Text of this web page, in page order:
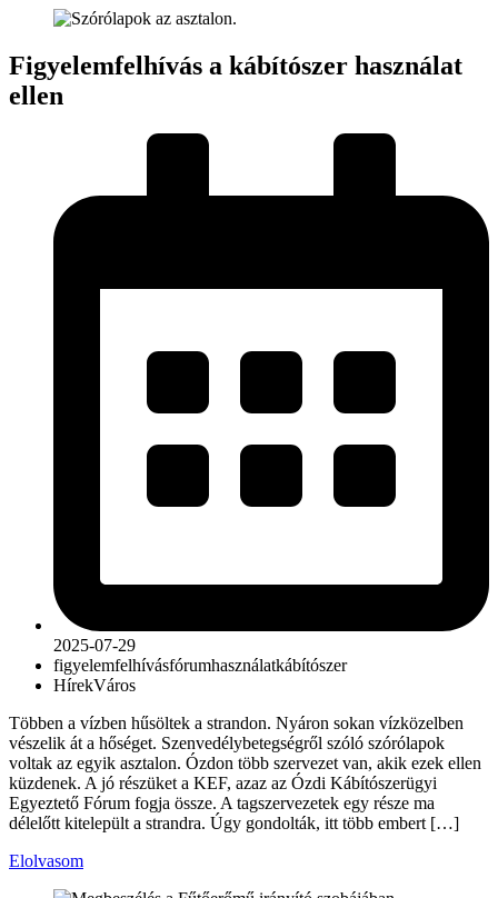
Figyelemfelhívás a kábítószer használat
ellen
2025-07-29
figyelemfelhívásfórumhasználatkábítószer
HírekVáros
Többen a vízben hűsöltek a strandon. Nyáron sokan vízközelben
vészelik át a hőséget. Szenvedélybetegségről szóló szórólapok
voltak az egyik asztalon. Ózdon több szervezet van, akik ezek ellen
küzdenek. A jó részüket a KEF, azaz az Ózdi Kábítószerügyi
Egyeztető Fórum fogja össze. A tagszervezetek egy része ma
délelőtt kitelepült a strandra. Úgy gondolták, itt több embert […]
Elolvasom